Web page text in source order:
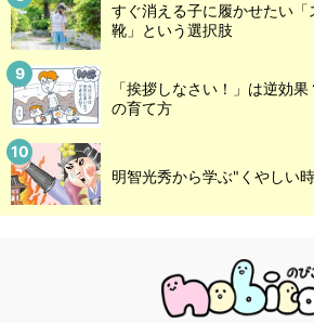
すぐ消える子に履かせたい「
靴」という選択肢
「挨拶しなさい！」は逆効
の育て方
明智光秀から学ぶ"くやしい